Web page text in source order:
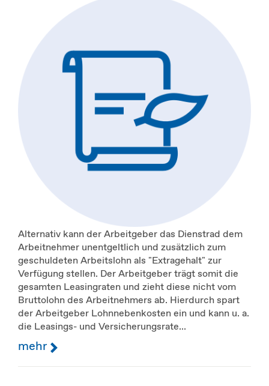
Alternativ kann der Arbeitgeber das Dienstrad dem
Arbeitnehmer unentgeltlich und zusätzlich zum
geschuldeten Arbeitslohn als "Extragehalt" zur
Verfügung stellen. Der Arbeitgeber trägt somit die
gesamten Leasingraten und zieht diese nicht vom
Bruttolohn des Arbeitnehmers ab. Hierdurch spart
der Arbeitgeber Lohnnebenkosten ein und kann u. a.
die Leasings- und Versicherungsrate...
mehr